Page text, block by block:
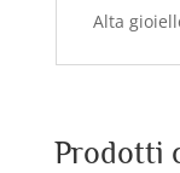
Alta
Prodotti